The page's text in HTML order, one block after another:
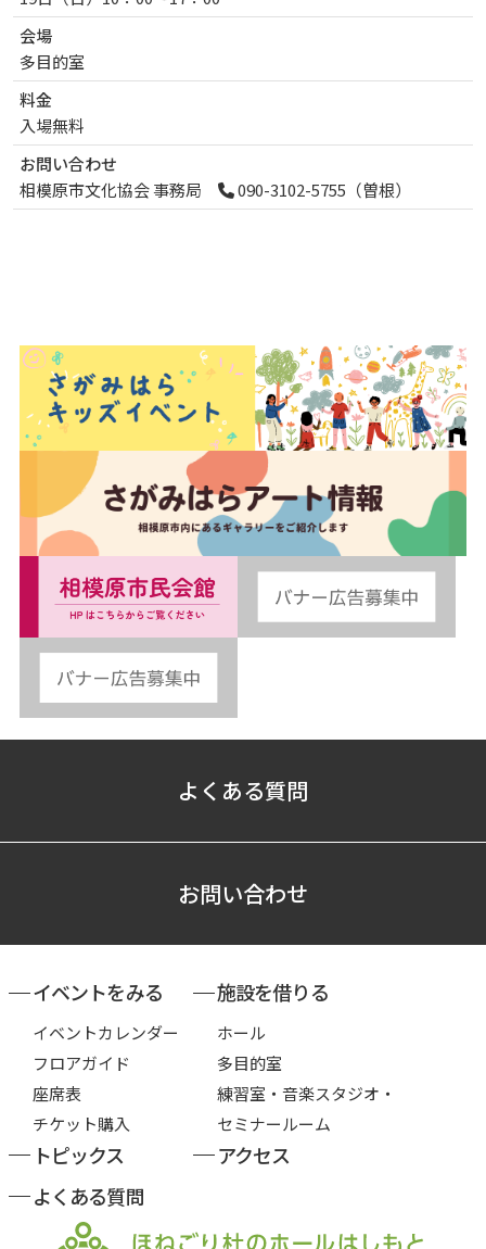
会場
多目的室
料金
入場無料
お問い合わせ
相模原市文化協会 事務局
090-3102-5755（曽根）
よくある質問
お問い合わせ
イベントをみる
イベントカレンダー
フロアガイド
座席表
チケット購入
施設を借りる
ホール
多目的室
練習室・音楽スタジオ・
セミナールーム
トピックス
アクセス
よくある質問